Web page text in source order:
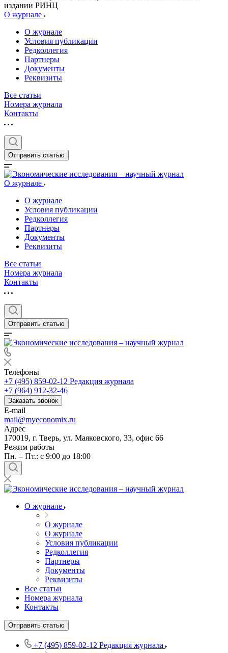
издании РИНЦ
О журнале
О журнале
Условия публикации
Редколлегия
Партнеры
Документы
Реквизиты
Все статьи
Номера журнала
Контакты
Отправить статью
О журнале
О журнале
Условия публикации
Редколлегия
Партнеры
Документы
Реквизиты
Все статьи
Номера журнала
Контакты
Отправить статью
Телефоны
+7 (495) 859-02-12 Редакция журнала
+7 (964) 912-32-46
Заказать звонок
E-mail
mail@myeconomix.ru
Адрес
170019, г. Тверь, ул. Маяковского, 33, офис 66
Режим работы
Пн. – Пт.: с 9:00 до 18:00
О журнале
О журнале
О журнале
Условия публикации
Редколлегия
Партнеры
Документы
Реквизиты
Все статьи
Номера журнала
Контакты
Отправить статью
+7 (495) 859-02-12 Редакция журнала